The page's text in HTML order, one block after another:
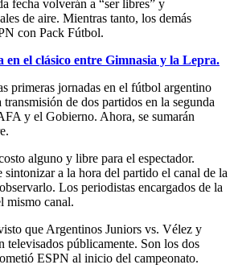
fecha volverán a “ser libres” y
de aire. Mientras tanto, los demás
con Pack Fútbol.
en el clásico entre Gimnasia y la Lepra.
primeras jornadas en el fútbol argentino
de dos partidos en la segunda
y el Gobierno. Ahora, se sumarán
alguno y libre para el espectador.
sintonizar a la hora del partido el canal de la
Los periodistas encargados de la
mismo canal.
que Argentinos Juniors vs. Vélez y
televisados públicamente. Son los dos
ESPN al inicio del campeonato.